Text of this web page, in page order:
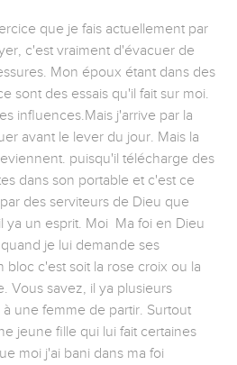
que je fais actuellement par
c'est vraiment d'évacuer de
Mon époux étant dans des
sont des essais qu'il fait sur moi.
influences.Mais j'arrive par la
avant le lever du jour. Mais la
puisqu'il télécharge des
dans son portable et c'est ce
des serviteurs de Dieu que
ya un esprit. Moi  Ma foi en Dieu
je lui demande ses
bloc c'est soit la rose croix ou la
Vous savez, il ya plusieurs
une femme de partir. Surtout
jeune fille qui lui fait certaines
moi j'ai bani dans ma foi